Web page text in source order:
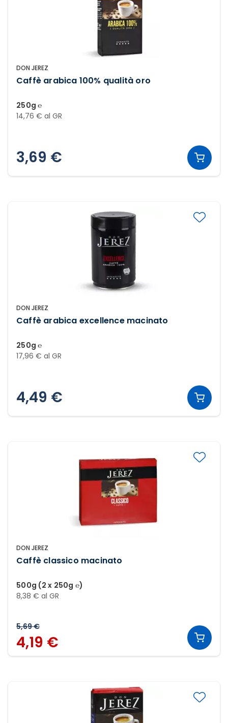
DON JEREZ
Caffè arabica 100% qualità oro
250g ℮
14,76 € al GR
3,69 €
DON JEREZ
Caffè arabica excellence macinato
250g ℮
17,96 € al GR
4,49 €
DON JEREZ
Caffè classico macinato
500g (2 x 250g ℮)
8,38 € al GR
5,69 €
4,19 €